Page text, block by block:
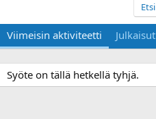
Etsi
Viimeisin aktiviteetti Julkaisut
Syöte on tällä hetkellä tyhjä.